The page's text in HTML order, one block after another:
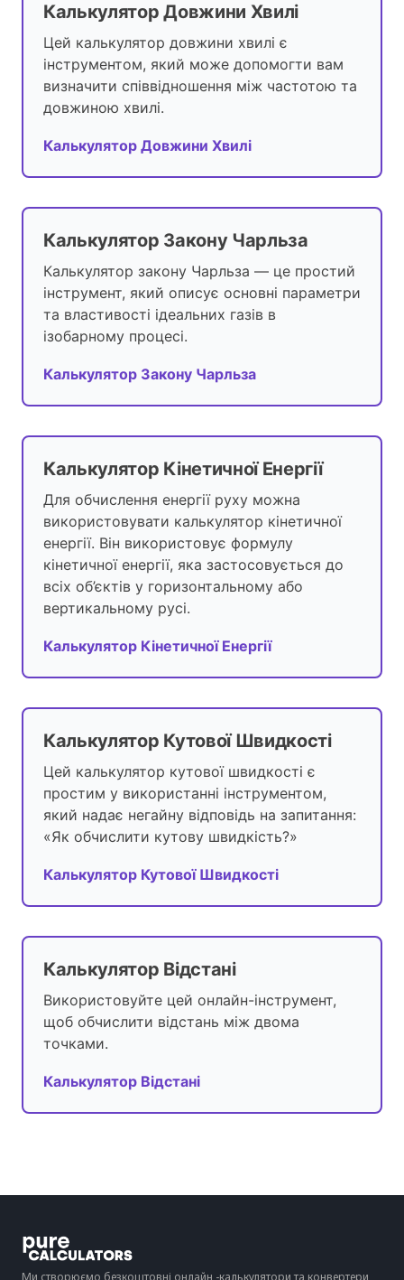
Калькулятор Довжини Хвилі
Цей калькулятор довжини хвилі є
інструментом, який може допомогти вам
визначити співвідношення між частотою та
довжиною хвилі.
Калькулятор Довжини Хвилі
Калькулятор Закону Чарльза
Калькулятор закону Чарльза — це простий
інструмент, який описує основні параметри
та властивості ідеальних газів в
ізобарному процесі.
Калькулятор Закону Чарльза
Калькулятор Кінетичної Енергії
Для обчислення енергії руху можна
використовувати калькулятор кінетичної
енергії. Він використовує формулу
кінетичної енергії, яка застосовується до
всіх об’єктів у горизонтальному або
вертикальному русі.
Калькулятор Кінетичної Енергії
Калькулятор Кутової Швидкості
Цей калькулятор кутової швидкості є
простим у використанні інструментом,
який надає негайну відповідь на запитання:
«Як обчислити кутову швидкість?»
Калькулятор Кутової Швидкості
Калькулятор Відстані
Використовуйте цей онлайн-інструмент,
щоб обчислити відстань між двома
точками.
Калькулятор Відстані